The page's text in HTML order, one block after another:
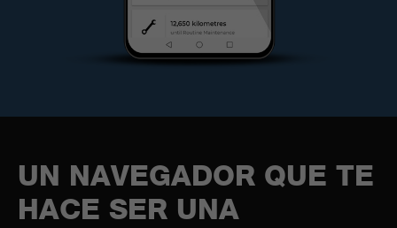
UN NAVEGADOR QUE TE
HACE SER UNA